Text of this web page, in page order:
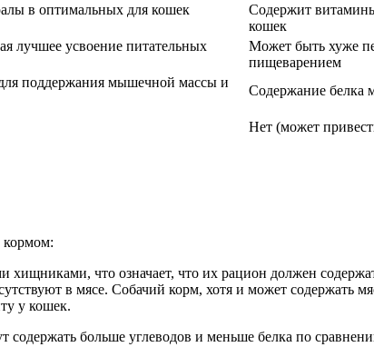
в оптимальных для кошек
Содержит
кошек
лучшее усвоение питательных
Может быть хуже
пищеварением
поддержания мышечной массы и
Содержание белка
Нет (может
кормом:
что означает, что их рацион должен
в мясе. Собачий корм, хотя и может содержать
у кошек.
содержать больше углеводов и меньше белка по